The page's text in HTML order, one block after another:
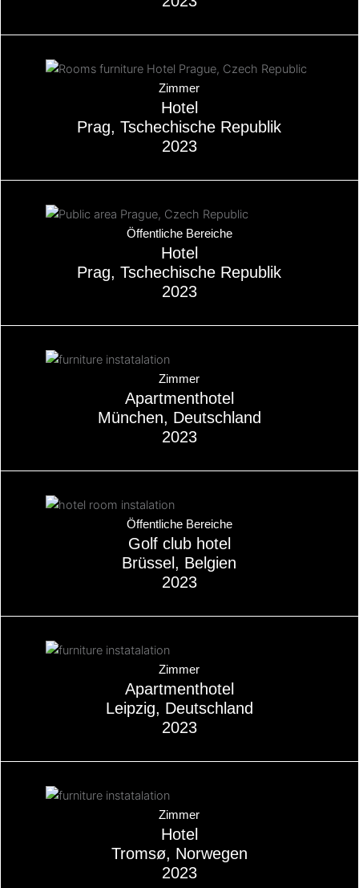
Über
Zimmer
Hotel
Prag, Tschechische Republik
2023
Über
Öffentliche Bereiche
Hotel
Prag, Tschechische Republik
2023
Über
Zimmer
Apartmenthotel
München, Deutschland
2023
Über
Öffentliche Bereiche
Golf club hotel
Brüssel, Belgien
2023
Über
Zimmer
Apartmenthotel
Leipzig, Deutschland
2023
Über
Zimmer
Hotel
Tromsø, Norwegen
2023